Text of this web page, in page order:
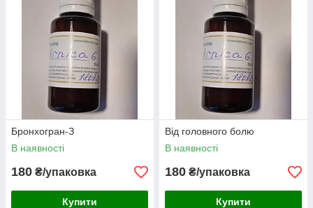
Бронхогран-З
В наявності
180 ₴/упаковка
Купити
Від головного болю
В наявності
180 ₴/упаковка
Купити